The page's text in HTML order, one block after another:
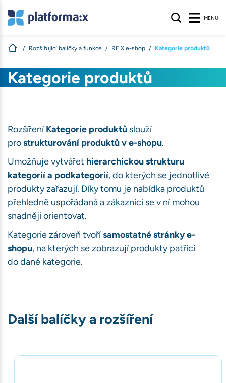
MENU
Rozšiřující balíčky a funkce RE:X e-shop Kategorie produktů
Kategorie produktů
RozšířeníKategorie produktů slouží
prostrukturování produktů v e-shopu.
Umožňuje vytvářet hierarchickou strukturu
kategorií a podkategorií, do kterých se jednotlivé
produkty zařazují. Díky tomu je nabídka produktů
přehledně uspořádaná a zákazníci se v ní mohou
snadněji orientovat.
Kategorie zároveň tvořísamostatné stránky e-
shopu, na kterých se zobrazují produkty patřící
do dané kategorie.
Další balíčky a rozšíření
stránek
volby